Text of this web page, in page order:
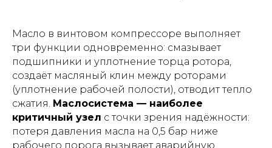
Масло в винтовом компрессоре выполняет
три функции одновременно: смазывает
подшипники и уплотнение торца ротора,
создаёт масляный клин между роторами
(уплотнение рабочей полости), отводит тепло
сжатия. Маслосистема — наиболее
критичный узел с точки зрения надёжности:
потеря давления масла на 0,5 бар ниже
рабочего порога вызывает аварийную